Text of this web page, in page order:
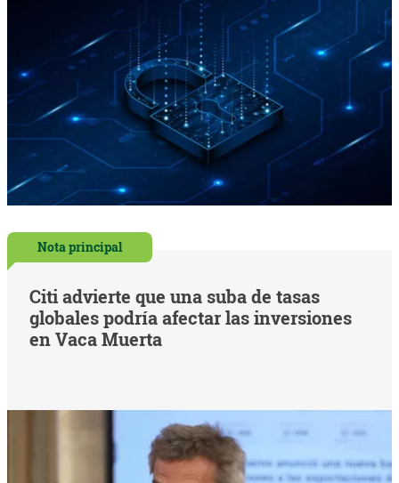
Nota principal
Citi advierte que una suba de tasas
globales podría afectar las inversiones
en Vaca Muerta